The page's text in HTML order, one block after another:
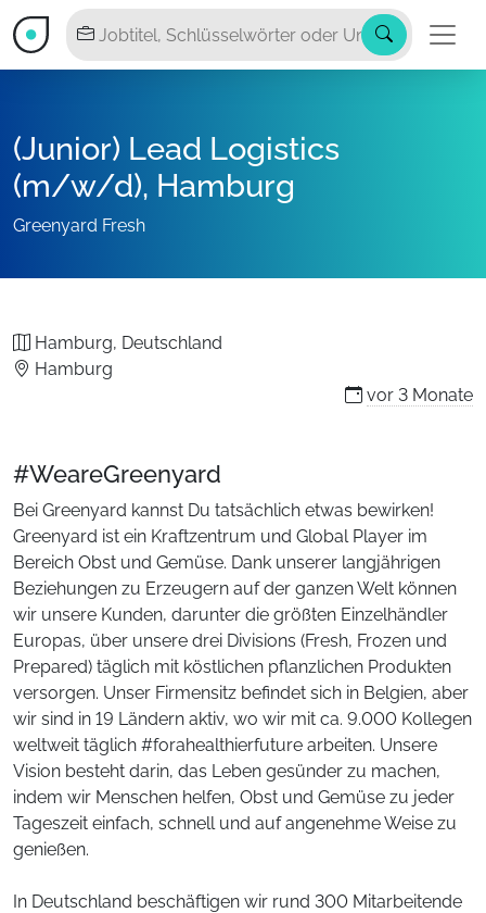
(Junior) Lead Logistics
(m/w/d), Hamburg
Greenyard Fresh
Hamburg, Deutschland
Hamburg
vor 3 Monate
#WeareGreenyard
Bei Greenyard kannst Du tatsächlich etwas bewirken!
Greenyard ist ein Kraftzentrum und Global Player im
Bereich Obst und Gemüse. Dank unserer langjährigen
Beziehungen zu Erzeugern auf der ganzen Welt können
wir unsere Kunden, darunter die größten Einzelhändler
Europas, über unsere drei Divisions (Fresh, Frozen und
Prepared) täglich mit köstlichen pflanzlichen Produkten
versorgen. Unser Firmensitz befindet sich in Belgien, aber
wir sind in 19 Ländern aktiv, wo wir mit ca. 9.000 Kollegen
weltweit täglich #forahealthierfuture arbeiten. Unsere
Vision besteht darin, das Leben gesünder zu machen,
indem wir Menschen helfen, Obst und Gemüse zu jeder
Tageszeit einfach, schnell und auf angenehme Weise zu
genießen.
In Deutschland beschäftigen wir rund 300 Mitarbeitende